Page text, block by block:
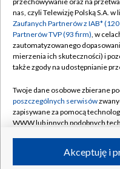
©2026 Telewizja
nas, czyli Telewizję Polską S.A.
Zaufanych Partnerów z IAB*
Partnerów TVP (93 firm), w
zautomatyzowanego
mierzenia ich skuteczności) i
także zgody na udostępnianie
Twoje dane osobowe zbierane
poszczególnych serwisów
zapisywane za pomocą
WWW lub innych podobnych
ruchu w Internecie.Akceptuję i